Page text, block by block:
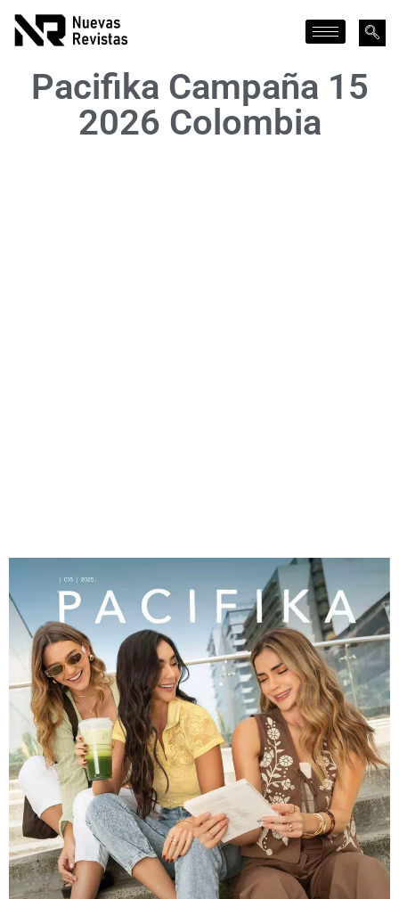
Pacifika Campaña 15
2026 Colombia